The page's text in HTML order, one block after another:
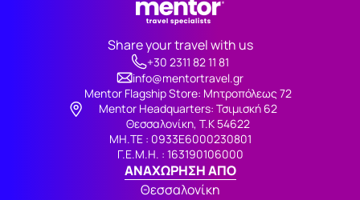
Share your travel with us
+30 2311 82 11 81
info@mentortravel.gr
Mentor Flagship Store: Μητροπόλεως 72
Μentor Headquarters: Τσιμισκή 62
Θεσσαλονίκη, Τ.Κ 54622
ΜΗ.ΤΕ : 0933Ε6000230801
Γ.Ε.Μ.Η. : 163190106000
ΑΝΑΧΩΡΗΣΗ ΑΠΟ
Θεσσαλονίκη